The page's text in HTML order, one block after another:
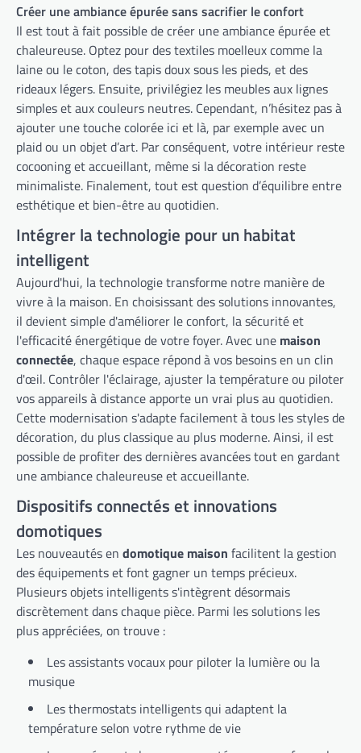
Créer une ambiance épurée sans sacrifier le confort
Il est tout à fait possible de créer une ambiance épurée et
chaleureuse. Optez pour des textiles moelleux comme la
laine ou le coton, des tapis doux sous les pieds, et des
rideaux légers. Ensuite, privilégiez les meubles aux lignes
simples et aux couleurs neutres. Cependant, n’hésitez pas à
ajouter une touche colorée ici et là, par exemple avec un
plaid ou un objet d’art. Par conséquent, votre intérieur reste
cocooning et accueillant, même si la décoration reste
minimaliste. Finalement, tout est question d’équilibre entre
esthétique et bien-être au quotidien.
Intégrer la technologie pour un habitat
intelligent
Aujourd'hui, la technologie transforme notre manière de
vivre à la maison. En choisissant des solutions innovantes,
il devient simple d'améliorer le confort, la sécurité et
l'efficacité énergétique de votre foyer. Avec une maison
connectée, chaque espace répond à vos besoins en un clin
d'œil. Contrôler l'éclairage, ajuster la température ou piloter
vos appareils à distance apporte un vrai plus au quotidien.
Cette modernisation s'adapte facilement à tous les styles de
décoration, du plus classique au plus moderne. Ainsi, il est
possible de profiter des dernières avancées tout en gardant
une ambiance chaleureuse et accueillante.
Dispositifs connectés et innovations
domotiques
Les nouveautés en domotique maison facilitent la gestion
des équipements et font gagner un temps précieux.
Plusieurs objets intelligents s'intègrent désormais
discrètement dans chaque pièce. Parmi les solutions les
plus appréciées, on trouve :
Les assistants vocaux pour piloter la lumière ou la
musique
Les thermostats intelligents qui adaptent la
température selon votre rythme de vie